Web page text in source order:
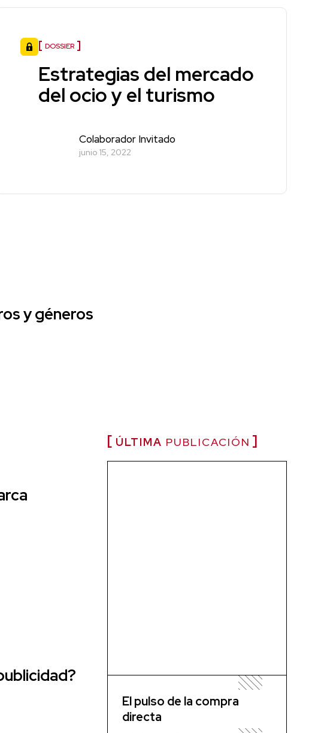
DOSSIER
Estrategias del mercado
del ocio y el turismo
Colaborador Invitado
junio 15, 2022
y géneros
ÚLTIMA PUBLICACIÓN
El pulso de la compra
directa